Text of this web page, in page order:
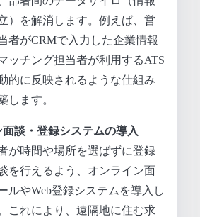
）を解消します。例えば、営
者がCRMで入力した企業情報
ッチング担当者が利用するATS
的に反映されるような仕組み
します。
談・登録システムの導入
が時間や場所を選ばずに登録
を行えるよう、オンライン面
ルやWeb登録システムを導入し
これにより、遠隔地に住む求